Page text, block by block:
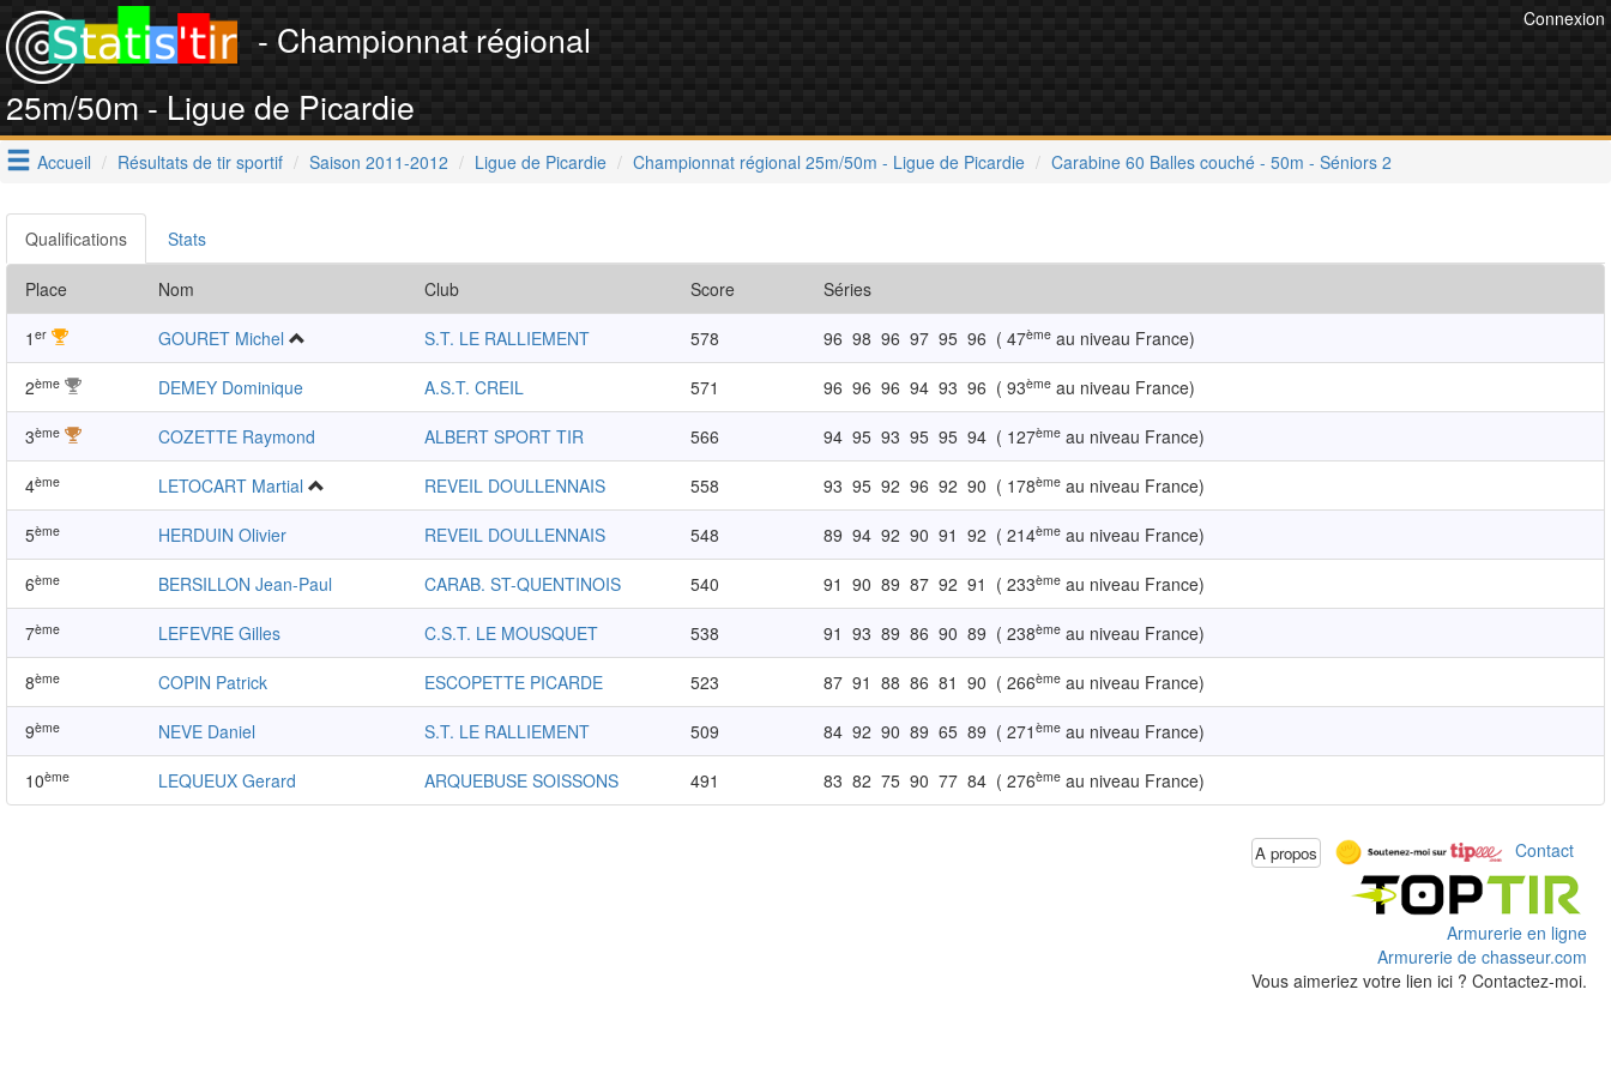
Connexion
- Championnat régional
25m/50m - Ligue de Picardie
Accueil Résultats de tir sportif Saison 2011-2012 Ligue de Picardie Championnat régional 25m/50m - Ligue de Picardie Carabine 60 Balles couché - 50m - Séniors 2
Qualifications Stats
Place Nom Club Score Séries
1 er GOURET Michel S.T. LE RALLIEMENT 578 96 98 96 97 95 96 ( 47ème au niveau France)
2ème DEMEY Dominique A.S.T. CREIL 571 96 96 96 94 93 96 ( 93ème au niveau France)
3ème COZETTE Raymond ALBERT SPORT TIR 566 94 95 93 95 95 94 ( 127ème au niveau France)
4ème LETOCART Martial REVEIL DOULLENNAIS 558 93 95 92 96 92 90 ( 178ème au niveau France)
5ème HERDUIN Olivier REVEIL DOULLENNAIS 548 89 94 92 90 91 92 ( 214ème au niveau France)
6ème BERSILLON Jean-Paul CARAB. ST-QUENTINOIS 540 91 90 89 87 92 91 ( 233ème au niveau France)
7ème LEFEVRE Gilles C.S.T. LE MOUSQUET 538 91 93 89 86 90 89 ( 238ème au niveau France)
8ème COPIN Patrick ESCOPETTE PICARDE 523 87 91 88 86 81 90 ( 266ème au niveau France)
9ème NEVE Daniel S.T. LE RALLIEMENT 509 84 92 90 89 65 89 ( 271 ème au niveau France)
10ème LEQUEUX Gerard ARQUEBUSE SOISSONS 491 83 82 75 90 77 84 ( 276ème au niveau France)
A propos Contact
Armurerie en ligne
Armurerie de chasseur.com
Vous aimeriez votre lien ici ? Contactez-moi.